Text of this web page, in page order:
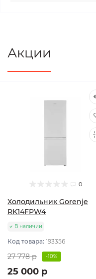
Акции
0
Холодильник Gorenje
RK14FPW4
В наличии
Код товара: 193356
27 778 р -10%
25 000 р